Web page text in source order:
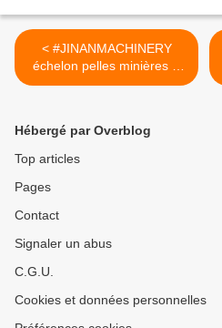
< #JINANMACHINERY
échelon pelles minières &
camions miniers hors route
Hébergé par Overblog
Top articles
Pages
Contact
Signaler un abus
C.G.U.
Cookies et données personnelles